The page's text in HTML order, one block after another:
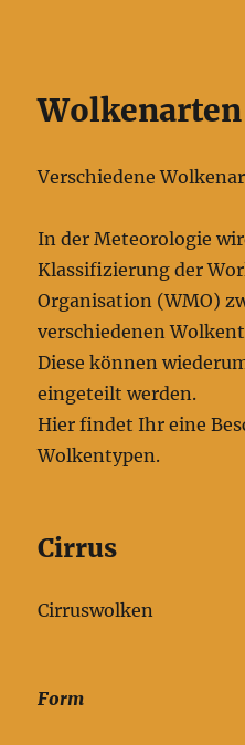
Wolkenarten
Verschiedene
In der Meteorologie
Klassifizierung der
Organisation (WMO)
verschiedenen
Diese können
eingeteilt werden.
Hier findet Ihr eine
Wolkentypen.
Cirrus
Cirruswolken
Form